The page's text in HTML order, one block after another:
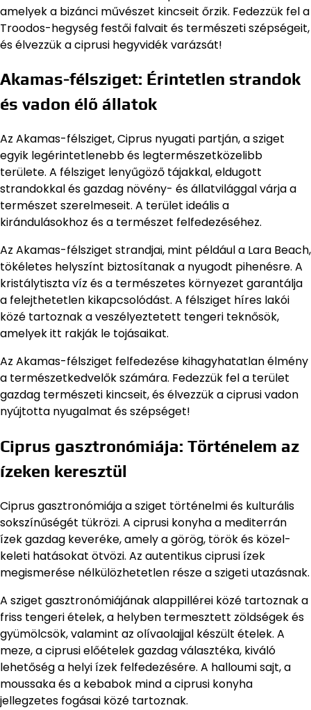
amelyek a bizánci művészet kincseit őrzik. Fedezzük fel a
Troodos-hegység festői falvait és természeti szépségeit,
és élvezzük a ciprusi hegyvidék varázsát!
Akamas-félsziget: Érintetlen strandok
és vadon élő állatok
Az Akamas-félsziget, Ciprus nyugati partján, a sziget
egyik legérintetlenebb és legtermészetközelibb
területe. A félsziget lenyűgöző tájakkal, eldugott
strandokkal és gazdag növény- és állatvilággal várja a
természet szerelmeseit. A terület ideális a
kirándulásokhoz és a természet felfedezéséhez.
Az Akamas-félsziget strandjai, mint például a Lara Beach,
tökéletes helyszínt biztosítanak a nyugodt pihenésre. A
kristálytiszta víz és a természetes környezet garantálja
a felejthetetlen kikapcsolódást. A félsziget híres lakói
közé tartoznak a veszélyeztetett tengeri teknősök,
amelyek itt rakják le tojásaikat.
Az Akamas-félsziget felfedezése kihagyhatatlan élmény
a természetkedvelők számára. Fedezzük fel a terület
gazdag természeti kincseit, és élvezzük a ciprusi vadon
nyújtotta nyugalmat és szépséget!
Ciprus gasztronómiája: Történelem az
ízeken keresztül
Ciprus gasztronómiája a sziget történelmi és kulturális
sokszínűségét tükrözi. A ciprusi konyha a mediterrán
ízek gazdag keveréke, amely a görög, török és közel-
keleti hatásokat ötvözi. Az autentikus ciprusi ízek
megismerése nélkülözhetetlen része a szigeti utazásnak.
A sziget gasztronómiájának alappillérei közé tartoznak a
friss tengeri ételek, a helyben termesztett zöldségek és
gyümölcsök, valamint az olívaolajjal készült ételek. A
meze, a ciprusi előételek gazdag választéka, kiváló
lehetőség a helyi ízek felfedezésére. A halloumi sajt, a
moussaka és a kebabok mind a ciprusi konyha
jellegzetes fogásai közé tartoznak.